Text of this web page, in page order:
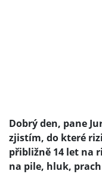
Dobrý den, pane
zjistím, do které
přibližně 14 let na
na pile, hluk,